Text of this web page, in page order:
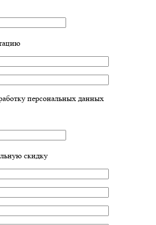
персональных данных
скидку